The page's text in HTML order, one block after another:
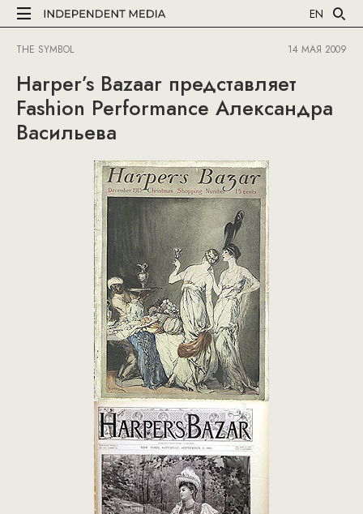
EN
THE SYMBOL 14 МАЯ 2009
Harper’s Bazaar представляет
Fashion Performance Александра
Васильева